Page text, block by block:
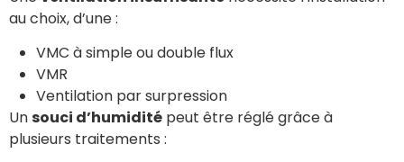
au choix, d’une :
VMC à simple ou double flux
VMR
Ventilation par surpression
Unsouci d’humidité peut être réglé grâce à
plusieurs traitements :